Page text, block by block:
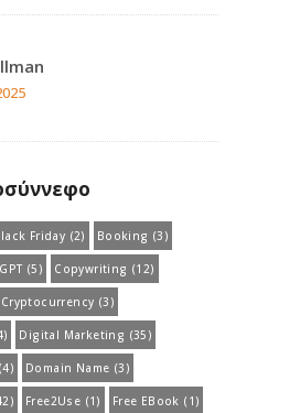
Friday (2) Booking (3)
(5) Copywriting (12)
Cryptocurrency (3)
Digital Marketing (35)
(4) Domain Name (3)
Free2Use (1) Free EBook (1)